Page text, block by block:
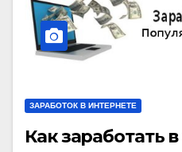
ЗАРАБОТОК В ИНТЕРНЕТЕ
Как заработать